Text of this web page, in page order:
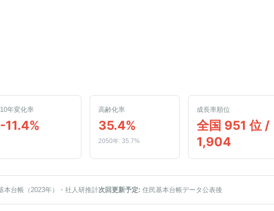
10年変化率
-11.4%
高齢化率
35.4%
2050年: 35.7%
成長率順位
全国 951 位 /
1,904
本台帳（2023年） ・社人研推計次回更新予定: 住民基本台帳データ公表後